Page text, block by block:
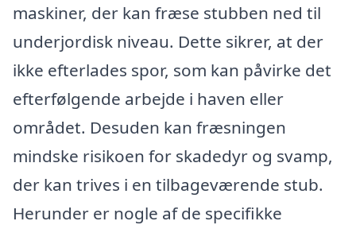
maskiner, der kan fræse stubben ned til
underjordisk niveau. Dette sikrer, at der
ikke efterlades spor, som kan påvirke det
efterfølgende arbejde i haven eller
området. Desuden kan fræsningen
mindske risikoen for skadedyr og svamp,
der kan trives i en tilbageværende stub.
Herunder er nogle af de specifikke